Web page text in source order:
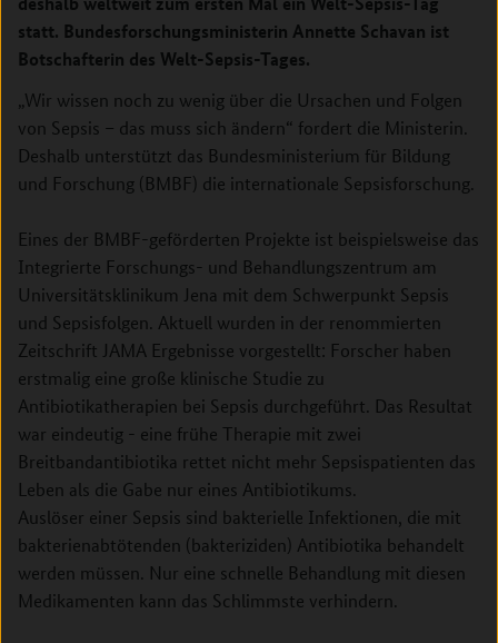
statt. Bundesforschungsministerin Annette Schavan ist
Botschafterin des Welt-Sepsis-Tages.
„Wir wissen noch zu wenig über die Ursachen und Folgen
von Sepsis – das muss sich ändern“ fordert die Ministerin.
Deshalb unterstützt das Bundesministerium für Bildung
und Forschung (BMBF) die internationale Sepsisforschung.
Eines der BMBF-geförderten Projekte ist beispielsweise das
Integrierte Forschungs- und Behandlungszentrum am
Universitätsklinikum Jena mit dem Schwerpunkt Sepsis
und Sepsisfolgen. Aktuell wurden in der renommierten
Zeitschrift JAMA Ergebnisse vorgestellt: Forscher haben
erstmalig eine große klinische Studie zu
Antibiotikatherapien bei Sepsis durchgeführt. Das Resultat
war eindeutig - eine frühe Therapie mit zwei
Breitbandantibiotika rettet nicht mehr Sepsispatienten das
Leben als die Gabe nur eines Antibiotikums.
Auslöser einer Sepsis sind bakterielle Infektionen, die mit
bakterienabtötenden (bakteriziden) Antibiotika behandelt
werden müssen. Nur eine schnelle Behandlung mit diesen
Medikamenten kann das Schlimmste verhindern.